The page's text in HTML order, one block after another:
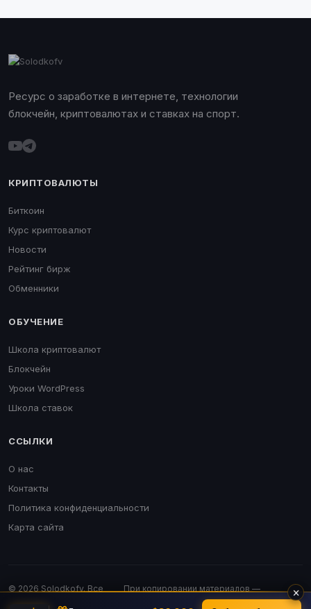
Ресурс о заработке в интернете, технологии
блокчейн, криптовалютах и ставках на спорт.
КРИПТОВАЛЮТЫ
Биткоин
Курс криптовалют
Новости
Рейтинг бирж
Обменники
ОБУЧЕНИЕ
Школа криптовалют
Блокчейн
Уроки WordPress
Школа ставок
ССЫЛКИ
О нас
Контакты
Политика конфиденциальности
Карта сайта
© 2026 Solodkofv. Все
При копировании материалов —
обязательна активная ссылка.
×